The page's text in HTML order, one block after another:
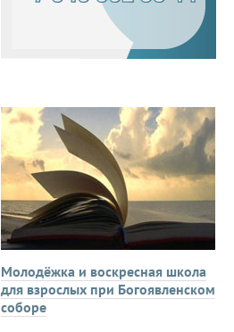
Молодёжка и воскресная школа
для взрослых при Богоявленском
соборе